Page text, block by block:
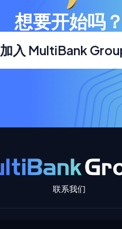
想要开始吗？
加入 MultiBank
联系我们